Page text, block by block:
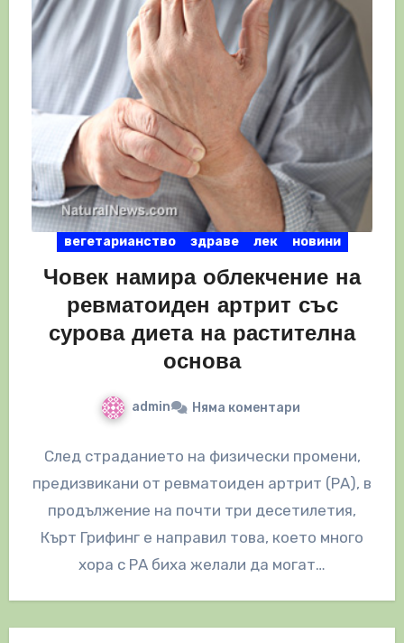
вегетарианство здраве лек новини
Човек намира облекчение на
ревматоиден артрит със
сурова диета на растителна
основа
admin Няма коментари
След страданието на физически промени,
предизвикани от ревматоиден артрит (РА), в
продължение на почти три десетилетия,
Кърт Грифинг е направил това, което много
хора с РА биха желали да могат…